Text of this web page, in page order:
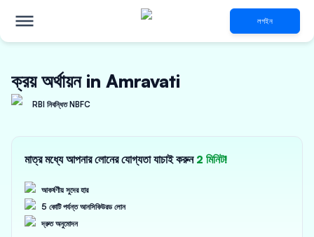
লগইন
ক্রয় অর্থায়ন in Amravati
RBI নিবন্ধিত NBFC
মাত্র মধ্যে আপনার লোনের যোগ্যতা যাচাই করুন 2 মিনিট!
আকর্ষণীয় সুদের হার
5 কোটি পর্যন্ত আনসিকিউরড লোন
দ্রুত অনুমোদন